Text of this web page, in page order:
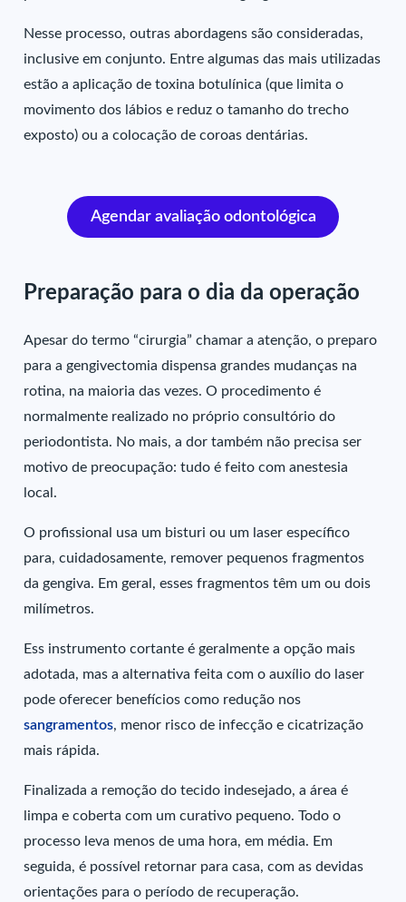
Nesse processo, outras abordagens são consideradas,
inclusive em conjunto. Entre algumas das mais utilizadas
estão a aplicação de toxina botulínica (que limita o
movimento dos lábios e reduz o tamanho do trecho
exposto) ou a colocação de coroas dentárias.
Agendar avaliação odontológica
Preparação para o dia da operação
Apesar do termo “cirurgia” chamar a atenção, o preparo
para a gengivectomia dispensa grandes mudanças na
rotina, na maioria das vezes. O procedimento é
normalmente realizado no próprio consultório do
periodontista. No mais, a dor também não precisa ser
motivo de preocupação: tudo é feito com anestesia
local.
O profissional usa um bisturi ou um laser específico
para, cuidadosamente, remover pequenos fragmentos
da gengiva. Em geral, esses fragmentos têm um ou dois
milímetros.
Ess instrumento cortante é geralmente a opção mais
adotada, mas a alternativa feita com o auxílio do laser
pode oferecer benefícios como redução nos
sangramentos, menor risco de infecção e cicatrização
mais rápida.
Finalizada a remoção do tecido indesejado, a área é
limpa e coberta com um curativo pequeno. Todo o
processo leva menos de uma hora, em média. Em
seguida, é possível retornar para casa, com as devidas
orientações para o período de recuperação.